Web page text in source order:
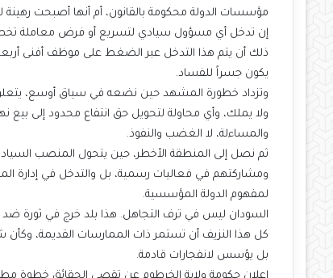
مؤسسات الدولة محكومة بالقانون، أم أنها أصبحت رهينة
إن تدخل أي مسؤول سيادي لتسريع أو فرض معاملة
ذلك أن يتم هذا التدخل عبر الضغط على موظف أفنى
يكون جسراً للفساد.
وتزداد خطورة المشهد حين نضعه في سياق أوسع، يتعلق
ولا يملك، وأي محاولة لتحويل حق انتفاع محدود إلى بيع
والمساءلة، لا الغضب والنفوذ.
ثم نصل إلى المنطقة الأخطر، حين يتحول المنصب
ومشاركتهم في فعاليات رسمية، بل والتدخل في إدارة
لمفهوم الدولة المؤسسية.
السودان ليس في ترف التجاهل. هذا بلد خرج في ثورة
كل هذا النزيف أن تستمر ذات الممارسات القديمة، وكأن
بل يؤسس لانفجارات قادمة.